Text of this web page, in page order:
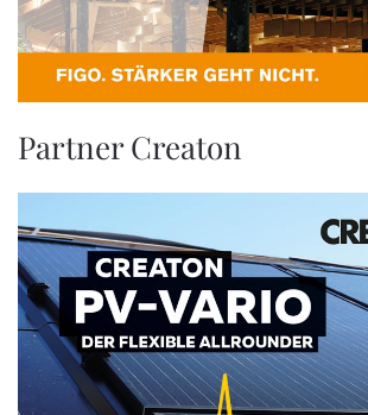
Partner Creaton